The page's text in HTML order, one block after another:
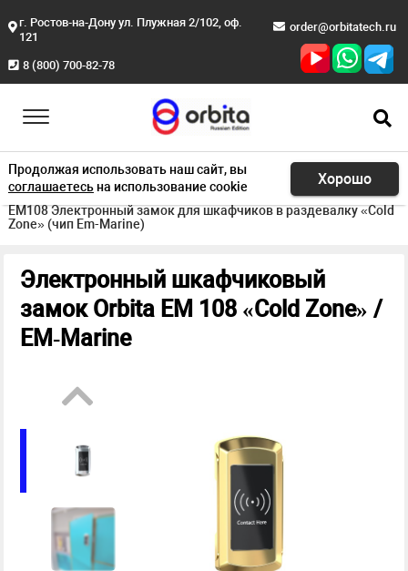
г. Ростов-на-Дону ул. Плужная 2/102, оф.
121
8 (800) 700-82-78
order@orbitatech.ru
Продолжая использовать наш сайт, вы
соглашаетесьна использование cookie Хорошо
Главная Продукция
Для фитнес зала
EM108 Электронный замок для шкафчиков в раздевалку «Cold
Zone» (чип Em-Marine)
Электронный шкафчиковый
замок Orbita EM 108 «Cold Zone» /
EM‑Marine